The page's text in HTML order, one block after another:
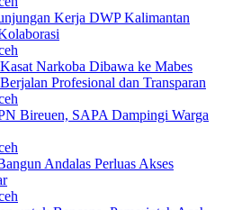
Kerja DWP Kalimantan
Narkoba Dibawa ke Mabes
Profesional dan Transparan
Bireuen, SAPA Dampingi Warga
Andalas Perluas Akses